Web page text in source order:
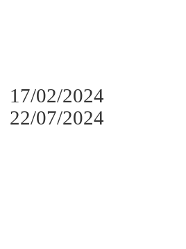
02/2024
07/2024